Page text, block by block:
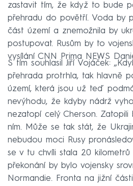
zastavit tím, že když to bude
přehradu do povětří. Voda by
část území a znemožnila by
postupovat. Rusům by to
vysílání CNN Prima NEWS
S tím souhlasil Jiří Vojáček:
přehrada protrhla, tak hlavně
území, která jsou už teď
nevýhodu, že kdyby nádrž
nezatopí celý Cherson. Zatopili
ním. Může se tak stát, že
nebudou moci Rusy
se v tu chvíli stala 20 kilometrů
překonání by bylo vojensky
Normandie. Fronta na jižní